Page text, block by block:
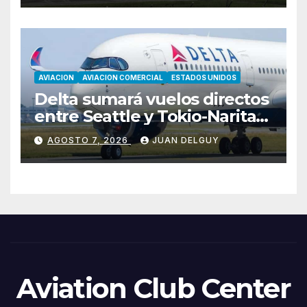
AVIACION AVIACION COMERCIAL ESTADOS UNIDOS
Delta sumará vuelos directos
entre Seattle y Tokio-Narita
desde marzo de 2027
AGOSTO 7, 2026 JUAN DELGUY
Aviation Club Center